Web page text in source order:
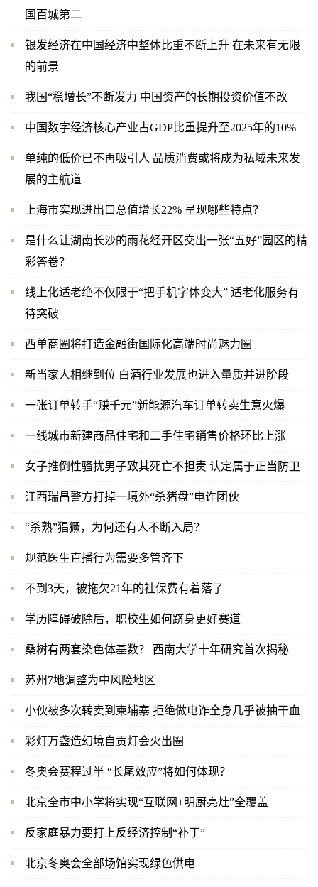
国百城第二
银发经济在中国经济中整体比重不断上升 在未来有无限
的前景
我国“稳增长”不断发力 中国资产的长期投资价值不改
中国数字经济核心产业占GDP比重提升至2025年的10%
单纯的低价已不再吸引人 品质消费或将成为私域未来发
展的主航道
上海市实现进出口总值增长22% 呈现哪些特点？
是什么让湖南长沙的雨花经开区交出一张“五好”园区的精
彩答卷？
线上化适老绝不仅限于“把手机字体变大” 适老化服务有
待突破
西单商圈将打造金融街国际化高端时尚魅力圈
新当家人相继到位 白酒行业发展也进入量质并进阶段
一张订单转手“赚千元”新能源汽车订单转卖生意火爆
一线城市新建商品住宅和二手住宅销售价格环比上涨
女子推倒性骚扰男子致其死亡不担责 认定属于正当防卫
江西瑞昌警方打掉一境外“杀猪盘”电诈团伙
“杀熟”猖獗，为何还有人不断入局？
规范医生直播行为需要多管齐下
不到3天，被拖欠21年的社保费有着落了
学历障碍破除后，职校生如何跻身更好赛道
桑树有两套染色体基数？ 西南大学十年研究首次揭秘
苏州7地调整为中风险地区
小伙被多次转卖到柬埔寨 拒绝做电诈全身几乎被抽干血
彩灯万盏造幻境自贡灯会火出圈
冬奥会赛程过半 “长尾效应”将如何体现？
北京全市中小学将实现“互联网+明厨亮灶”全覆盖
反家庭暴力要打上反经济控制“补丁”
北京冬奥会全部场馆实现绿色供电